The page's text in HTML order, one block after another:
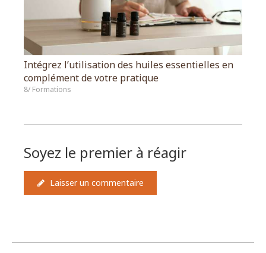
Intégrez l’utilisation des huiles essentielles en
complément de votre pratique
8/ Formations
Soyez le premier à réagir
Laisser un commentaire